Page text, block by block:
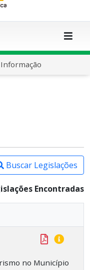
Buscar Legislações
Encontradas
no Município